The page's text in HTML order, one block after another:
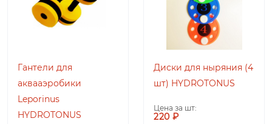
Гантели для
аквааэробики
Leporinus
HYDROTONUS
Диски для ныряния (4
шт) HYDROTONUS
Цена за шт:
220 ₽